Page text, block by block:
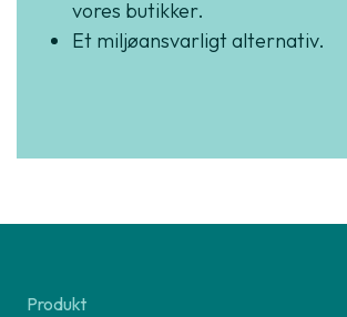
vores butikker.
Et miljøansvarligt alternativ.
Produkt